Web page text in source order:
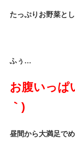
たっぷりお野菜と
ふぅ…
お腹いっぱ
｀)
昼間から大満足で